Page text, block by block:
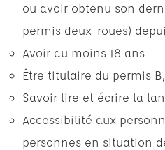
ou avoir obtenu son
permis deux-roues)
Avoir au moins 18 ans
Être titulaire du permis
Savoir lire et écrire la
Accessibilité aux
personnes en situation